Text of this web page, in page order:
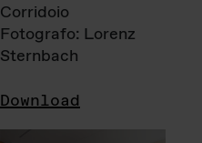
Corridoio
Fotografo: Lorenz
Sternbach
Download